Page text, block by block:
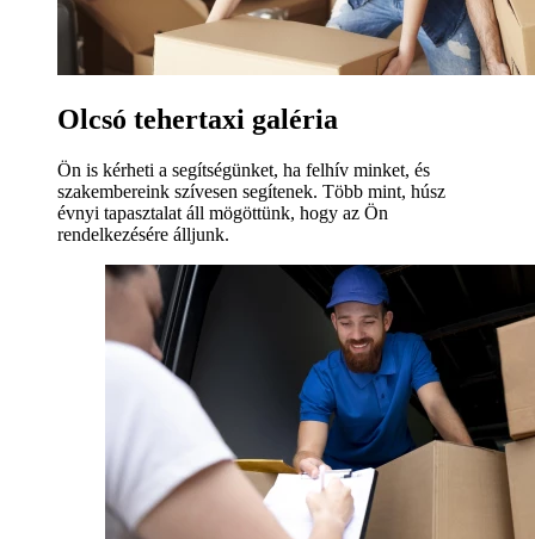
Olcsó tehertaxi galéria
Ön is kérheti a segítségünket, ha felhív minket, és
szakembereink szívesen segítenek. Több mint, húsz
évnyi tapasztalat áll mögöttünk, hogy az Ön
rendelkezésére álljunk.